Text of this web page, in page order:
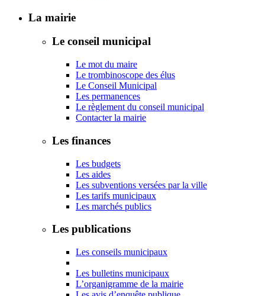
La mairie
Le conseil municipal
Le mot du maire
Le trombinoscope des élus
Le Conseil Municipal
Les permanences
Le règlement du conseil municipal
Contacter la mairie
Les finances
Les budgets
Les aides
Les subventions versées par la ville
Les tarifs municipaux
Les marchés publics
Les publications
Les conseils municipaux
Les bulletins municipaux
L’organigramme de la mairie